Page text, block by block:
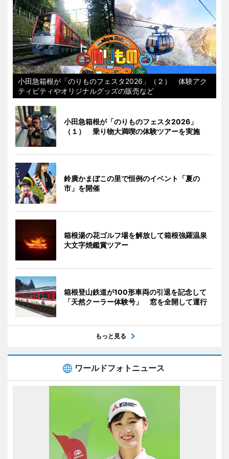
小田急箱根が「のりものフェスタ2026」（２） 体験アク
ティビティやオリジナルグッズの販売など
小田急箱根が「のりものフェスタ2026」
（１） 乗り物大満喫の体験ツアーを実施
鈴廣かまぼこの里で恒例のイベント「夏の
市」を開催
箱根湯の花ゴルフ場を解放して箱根強羅温泉
大文字焼鑑賞ツアー
箱根登山鉄道が100形車両の引退を記念して
「天然クーラー体験号」 窓を全開して運行
もっと見る
ワールドフォトニュース